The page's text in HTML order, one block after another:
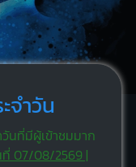
จำวัน
นที่มีผู้เข้าชมมาก
07/08/2569 |